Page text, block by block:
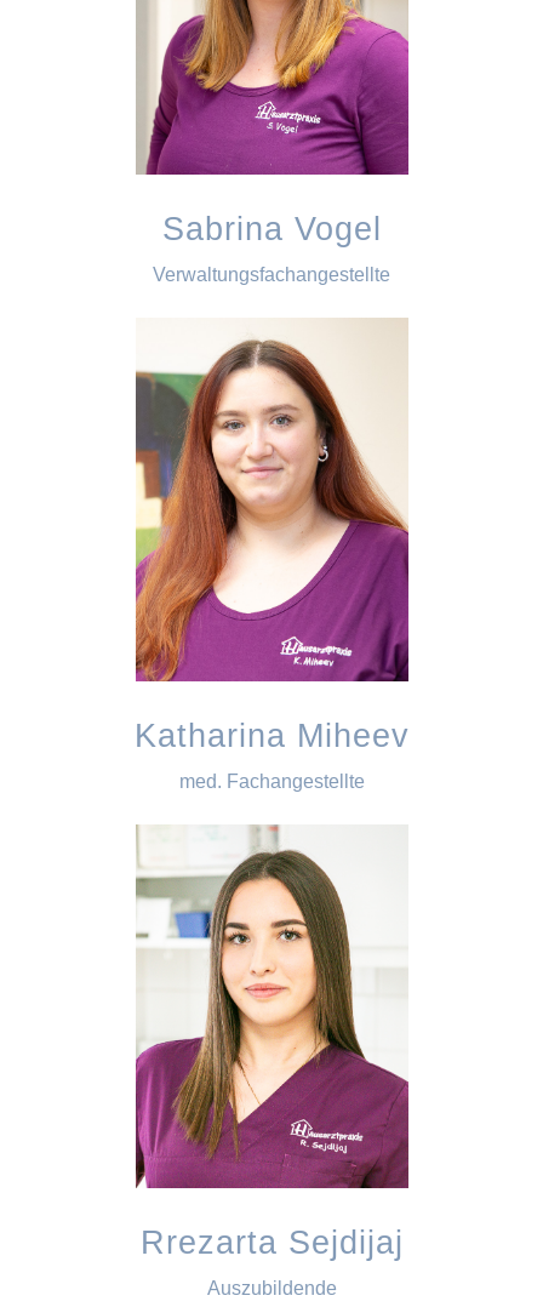
Sabrina Vogel
Verwaltungsfachangestellte
Katharina Miheev
med. Fachangestellte
Rrezarta Sejdijaj
Auszubildende